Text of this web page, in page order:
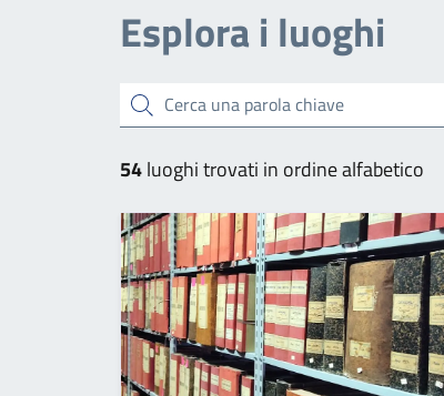
Esplora i luoghi
Cerca una parola chiave
54luoghi trovati in ordine alfabetico